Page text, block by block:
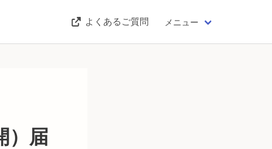
よくあるご質問 メニュー
）届